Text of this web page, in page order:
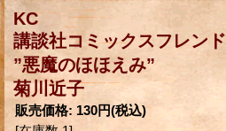
KC
講談社コミックスフレンド
”悪魔のほほえみ”
菊川近子
販売価格: 130円(税込)